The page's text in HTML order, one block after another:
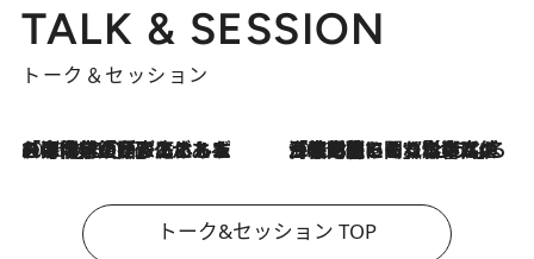
TALK & SESSION
トーク＆セッション
2026.8.3
「今後値上げがあるとすれば…」「リスクがあるのは今年の冬」エネルギー専門家が語る、ホルムズ海峡封鎖が家庭にもたらす“ある心配” 2026.8.3
「住宅建てられない…」「サーチャージ料の高値が続いている」ホルムズ海峡封鎖による影響はいつまで続く？《エネルギー専門家に聞く“どうなる日本の暮らし”》
トーク&セッション TOP